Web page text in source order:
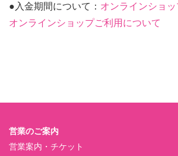
●入金期間について： オンラインショ
オンラインショップご利用について
営業のご案内
営業案内・チケット